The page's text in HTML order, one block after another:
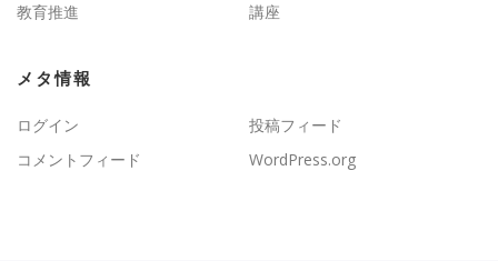
教育推進
講座
メタ情報
ログイン
投稿フィード
コメントフィード
WordPress.org